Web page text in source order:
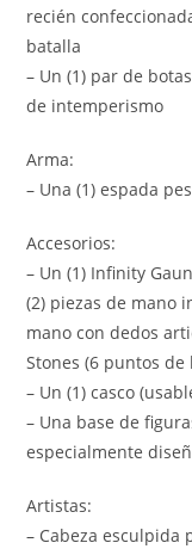
recién
batalla
– Un (1) par de
de intemperismo
Arma:
– Una (1) espada
Accesorios:
– Un (1) Infinity
(2) piezas de mano
mano con dedos
Stones (6 puntos de
– Un (1) casco
– Una base de
especialmente
Artistas:
– Cabeza esculpida